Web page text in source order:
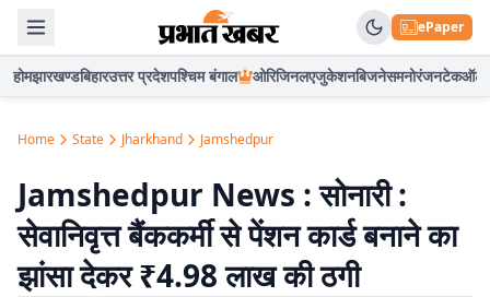
ePaper
होमझारखण्डबिहारउत्तर प्रदेशपश्चिम बंगाल ओरिजिनलएजुकेशनबिजनेसमनोरंजनटेकऑटो
Home State Jharkhand Jamshedpur
Jamshedpur News : सोनारी :
सेवानिवृत्त बैंककर्मी से पेंशन कार्ड बनाने का
झांसा देकर ₹4.98 लाख की ठगी